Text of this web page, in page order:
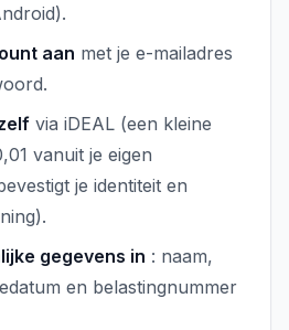
aan met je e-mailadres
via iDEAL (een kleine
vanuit je eigen
je identiteit en
gegevens in : naam,
en belastingnummer